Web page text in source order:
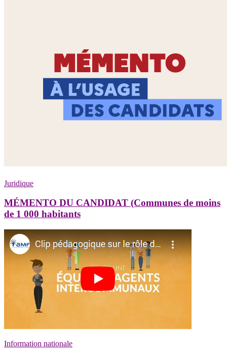
Juridique
MÉMENTO DU CANDIDAT (Communes de moins
de 1 000 habitants
Information nationale